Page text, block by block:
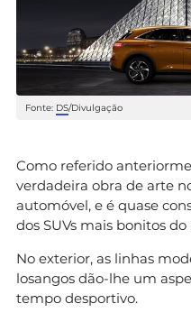
Fonte: DS/Divulgação
Como referido
verdadeira obra de arte
automóvel, e é quase
dos SUVs mais bonitos
No exterior, as linhas
losangos dão-lhe um
tempo desportivo.